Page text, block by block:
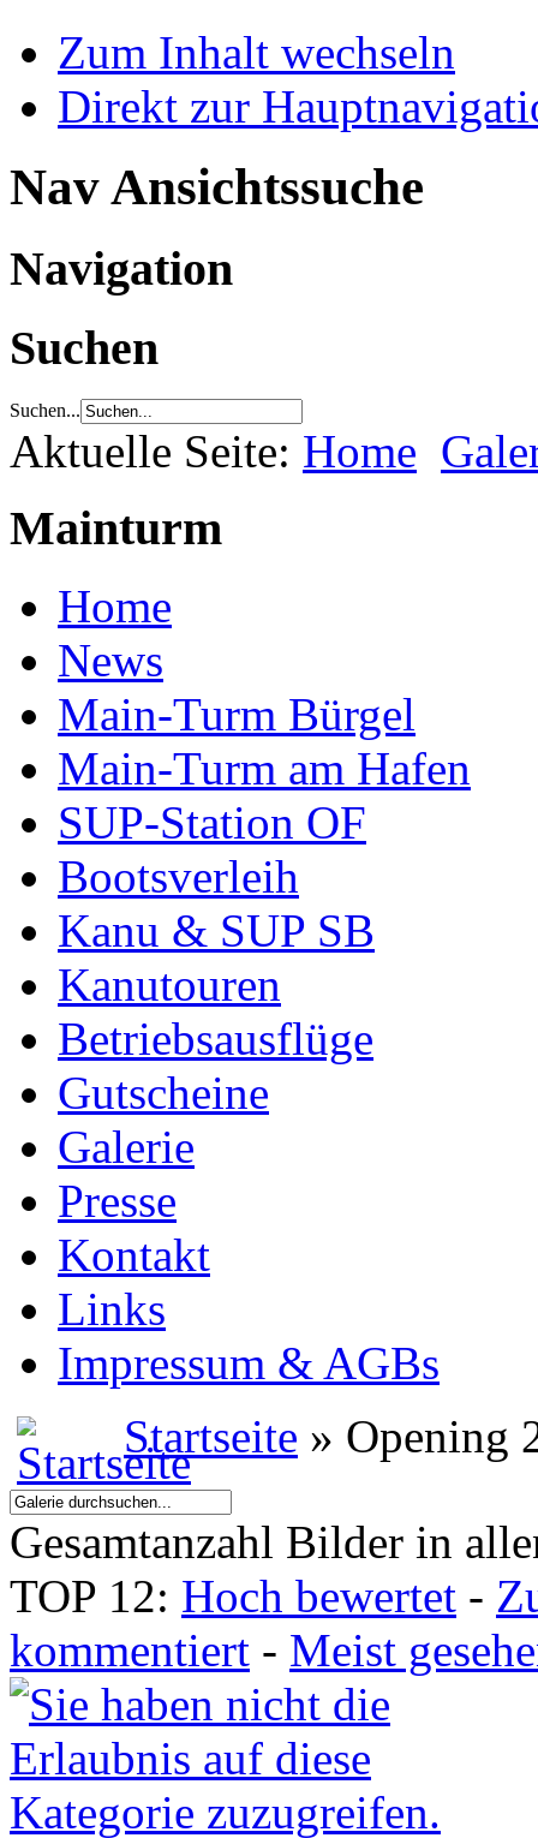
Zum Inhalt wechseln
Direkt zur
Nav Ansichtssuche
Navigation
Suchen
Suchen...
Aktuelle Seite: Home
Mainturm
Home
News
Main-Turm Bürgel
Main-Turm am Hafen
SUP-Station OF
Bootsverleih
Kanu & SUP SB
Kanutouren
Betriebsausflüge
Gutscheine
Galerie
Presse
Kontakt
Links
Impressum & AGBs
Startseite » Opening
Gesamtanzahl Bilder in
TOP 12: Hoch bewertet -
kommentiert - Meist